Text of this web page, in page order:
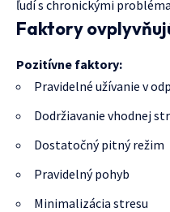
ľudí s chronickými
Faktory
Pozitívne faktory:
Pravidelné užívanie v
Dodržiavanie vhodnej
Dostatočný pitný režim
Pravidelný pohyb
Minimalizácia stresu